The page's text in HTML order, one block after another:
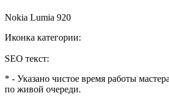
Nokia Lumia 920
Иконка категории:
SEO текст:
* - Указано чистое время работы
по живой очереди.